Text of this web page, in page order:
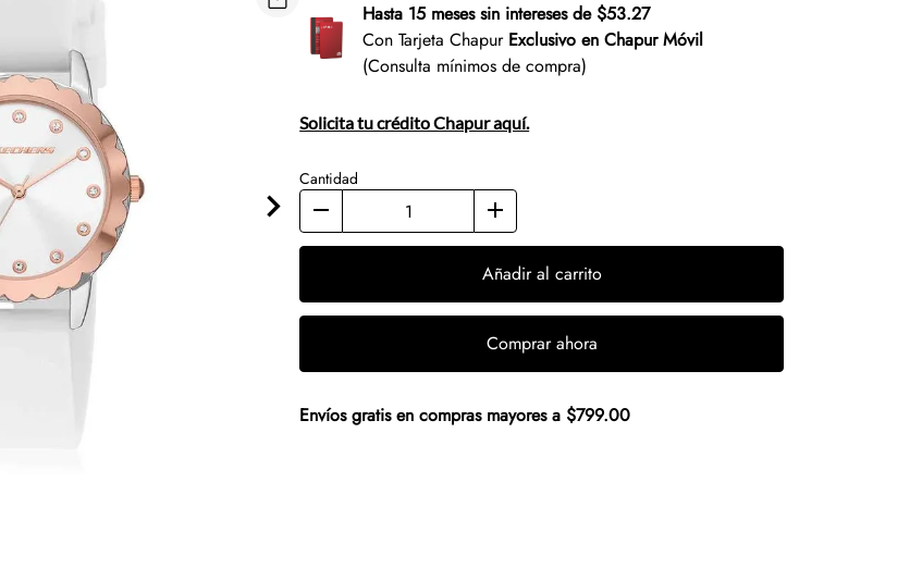
Hasta 15 meses sin intereses de $53.27
Con Tarjeta Chapur Exclusivo en Chapur Móvil
(Consulta mínimos de compra)
Solicita tu crédito Chapur aquí.
Cantidad
Añadir al carrito
Comprar ahora
Envíos gratis en compras mayores a $799.00